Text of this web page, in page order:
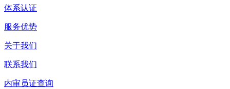
体系认证
服务优势
关于我们
联系我们
内审员证查询